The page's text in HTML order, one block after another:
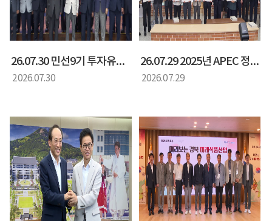
26.07.30 민선9기 투자유치특별위원회 출범식
2026.07.30
26.07.29 2025년 APEC 정상회의 백서 및 화보집 발간 기념회
2026.07.29